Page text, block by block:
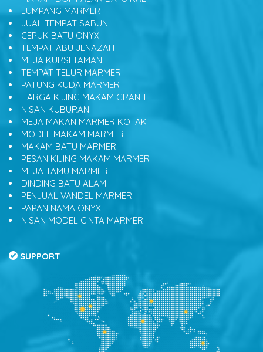
LUMPANG MARMER
JUAL TEMPAT SABUN
CEPUK BATU ONYX
TEMPAT ABU JENAZAH
MEJA KURSI TAMAN
TEMPAT TELUR MARMER
PATUNG KUDA MARMER
HARGA KIJING MAKAM GRANIT
NISAN KUBURAN
MEJA MAKAN MARMER KOTAK
MODEL MAKAM MARMER
MAKAM BATU MARMER
PESAN KIJING MAKAM MARMER
MEJA TAMU MARMER
DINDING BATU ALAM
PENJUAL VANDEL MARMER
PAPAN NAMA ONYX
NISAN MODEL CINTA MARMER
SUPPORT